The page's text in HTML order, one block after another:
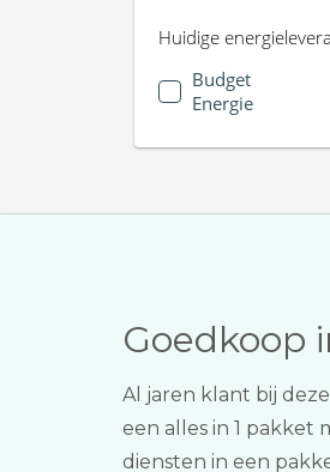
Huidige
Budget
Energie
Goedkoop
Al jaren klant bij
een alles in 1 pakket
diensten in een